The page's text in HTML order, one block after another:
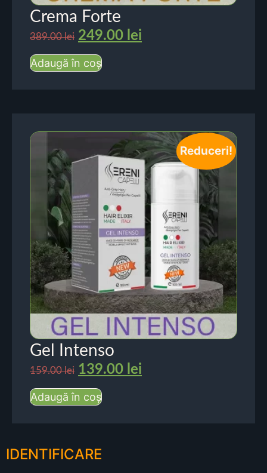
Crema Forte
389.00lei 249.00 lei
Adaugă în coș
Reduceri!
Gel Intenso
159.00lei 139.00 lei
Adaugă în coș
IDENTIFICARE